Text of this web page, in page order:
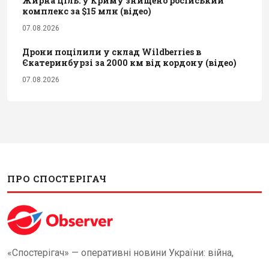
комплекс за $15 млн (відео)
07.08.2026
Дрони поцілили у склад Wildberries в
Єкатеринбурзі за 2000 км від кордону (відео)
07.08.2026
ПРО СПОСТЕРІГАЧ
«Спостерігач» — оперативні новини України: війна,